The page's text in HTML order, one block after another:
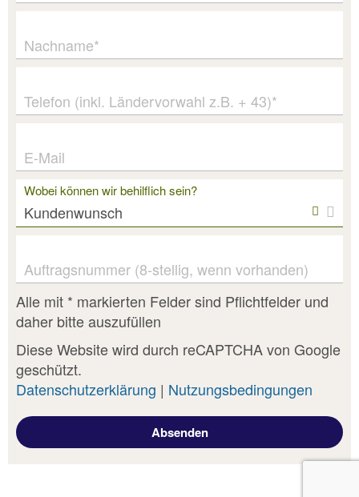
Nachname*
Telefon (inkl. Ländervorwahl z.B. + 43)*
E-Mail
Wobei können wir behilflich sein?
Auftragsnummer (8-stellig, wenn vorhanden)
Alle mit * markierten Felder sind Pflichtfelder und
daher bitte auszufüllen
Diese Website wird durch reCAPTCHA von Google
geschützt.
Datenschutzerklärung | Nutzungsbedingungen